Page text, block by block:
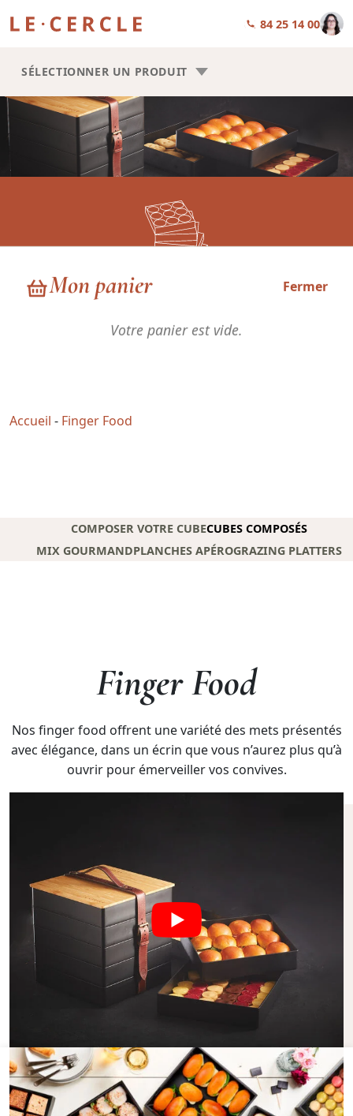
01 84 25 14 00
Mon panier Fermer
Votre panier est vide.
SÉLECTIONNER UN PRODUIT
Finger Food
Accueil - Finger Food
COMPOSER VOTRE CUBECUBES COMPOSÉS
MIX GOURMANDPLANCHES APÉROGRAZING PLATTERS
Finger Food
Nos finger food offrent une variété des mets présentés
avec élégance, dans un écrin que vous n’aurez plus qu’à
ouvrir pour émerveiller vos convives.